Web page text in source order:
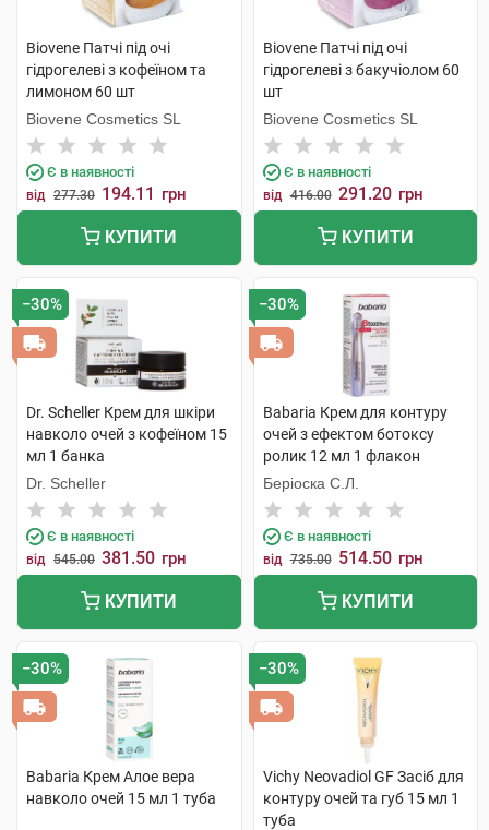
Biovene Патчі під очі
гідрогелеві з кофеїном та
лимоном 60 шт
Biovene Cosmetics SL
Є в наявності
від 277.30 194.11 грн
КУПИТИ
Biovene Патчі під очі
гідрогелеві з бакучіолом 60
шт
Biovene Cosmetics SL
Є в наявності
від 416.00 291.20 грн
КУПИТИ
−30%
Dr. Scheller Крем для шкіри
навколо очей з кофеїном 15
мл 1 банка
Dr. Scheller
Є в наявності
від 545.00 381.50 грн
КУПИТИ
−30%
Babaria Крем для контуру
очей з ефектом ботоксу
ролик 12 мл 1 флакон
Беріоска С.Л.
Є в наявності
від 735.00 514.50 грн
КУПИТИ
−30%
Babaria Крем Aлое вера
навколо очей 15 мл 1 туба
−30%
Vichy Neovadiol GF Засіб для
контуру очей та губ 15 мл 1
туба